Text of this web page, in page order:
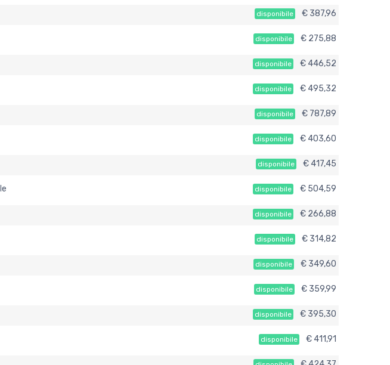
disponibile € 387,96
disponibile € 275,88
disponibile € 446,52
disponibile € 495,32
disponibile € 787,89
disponibile € 403,60
disponibile € 417,45
disponibile € 504,59
disponibile € 266,88
disponibile € 314,82
disponibile € 349,60
disponibile € 359,99
disponibile € 395,30
disponibile € 411,91